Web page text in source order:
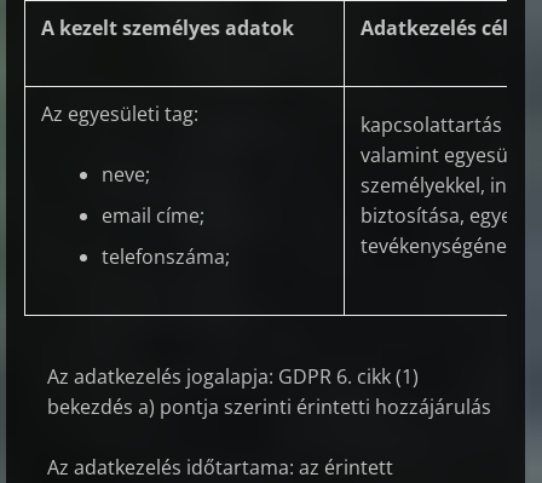
A kezelt személyes adatok Adatkezelés célja
Az egyesületi tag:
neve;
email címe;
telefonszáma;
kapcsolattartás
valamint
személyekkel,
biztosítása,
tevékenységének
Az adatkezelés jogalapja: GDPR 6. cikk (1)
bekezdés a) pontja szerinti érintetti hozzájárulás
Az adatkezelés időtartama: az érintett